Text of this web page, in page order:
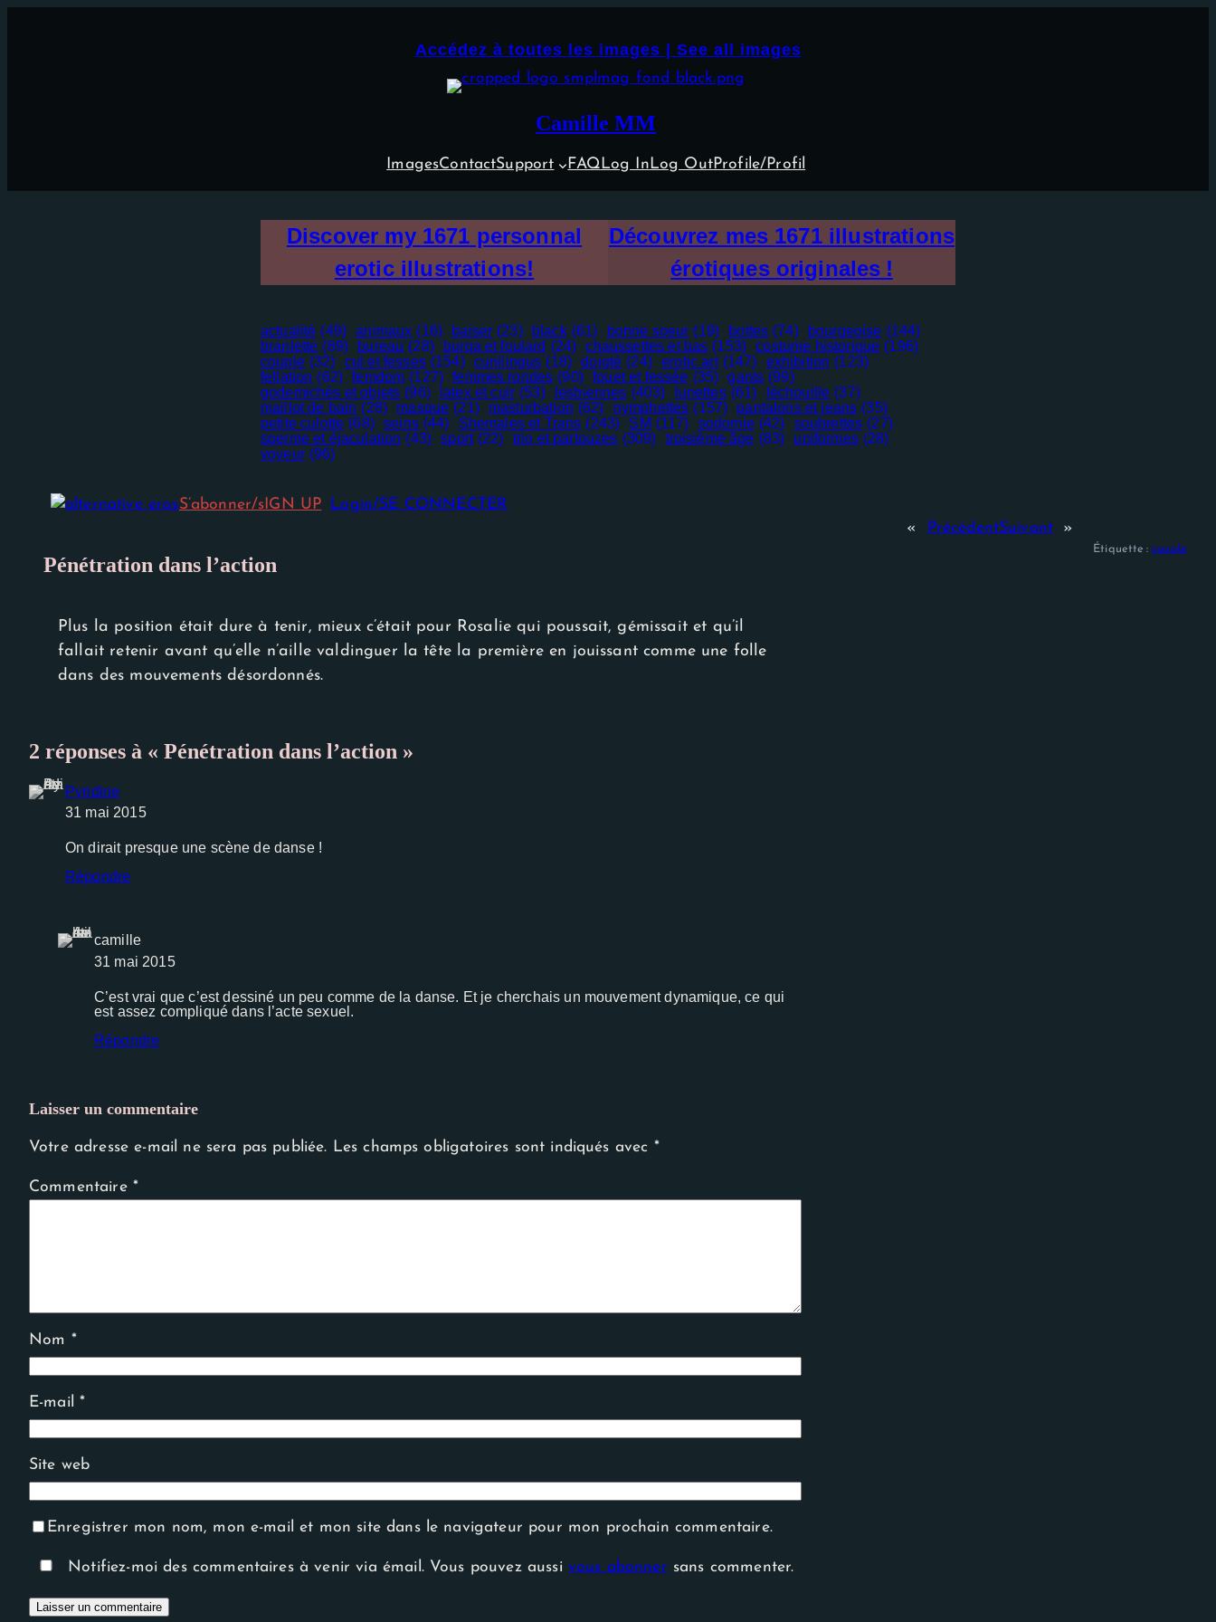
Accédez à toutes les images | See all images
Camille MM
ImagesContactSupport FAQ Log In Log OutProfile/Profil
Discover my 1671 personnal
erotic illustrations!
Découvrez mes 1671illustrations
érotiques originales !
actualité (49) animaux (16) baiser (23) black (61) bonne soeur (19) bottes (74) bourgeoise (144)
branlette (89) bureau (28) burqa et foulard (24) chaussettes et bas (153) costume historique (196)
couple (32) cul et fesses (154) cunilingus (18) doigté (24) erotic art (147) exhibition (123)
fellation (62) femdom (127) femmes rondes (90) fouet et fessée (35) gants (99)
godemichés et objets (96) latex et cuir (53) lesbiennes (403) lunettes (61) léchouille (37)
maillot de bain (28) masque (21) masturbation (62) nymphettes (157) pantalons et jeans (35)
petite culotte (68) seins (44) Shemales et Trans (243) SM (117) sodomie (42) soubrettes (27)
sperme et éjaculation (43) sport (22) trio et partouzes (309) troisième âge (83) uniformes (28)
voyeur (96)
S’abonner/sIGN UP Login/SE CONNECTER
Pénétration dans l’action
Plus la position était dure à tenir, mieux c’était pour Rosalie qui poussait, gémissait et qu’il
fallait retenir avant qu’elle n’aille valdinguer la tête la première en jouissant comme une folle
dans des mouvements désordonnés.
« PrécédentSuivant »
Étiquette :couple
2 réponses à « Pénétration dans l’action »
Pyridine
31 mai 2015
On dirait presque une scène de danse !
Répondre
camille
31 mai 2015
C’est vrai que c’est dessiné un peu comme de la danse. Et je cherchais un mouvement dynamique, ce qui
est assez compliqué dans l’acte sexuel.
Répondre
Laisser un commentaire
Votre adresse e-mail ne sera pas publiée. Les champs obligatoires sont indiqués avec *
Commentaire *
Nom *
E-mail*
Site web
Enregistrer mon nom, mon e-mail et mon site dans le navigateur pour mon prochain commentaire.
Notifiez-moi des commentaires à venir via émail. Vous pouvez aussi vous abonner sans commenter.
Nécessaire
Ces cookies
ne sont pas
fonctionnement
du site Web.
Afin que notre
site Web
fonctionne
aussi bien
visite. Si vous
refusez ces
fonctionnalités
disparaîtront
du site Web.